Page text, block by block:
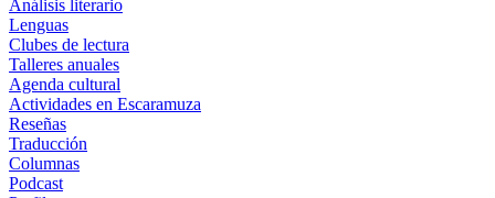
Análisis literario
Lenguas
Clubes de lectura
Talleres anuales
Agenda cultural
Actividades en Escaramuza
Reseñas
Traducción
Columnas
Podcast